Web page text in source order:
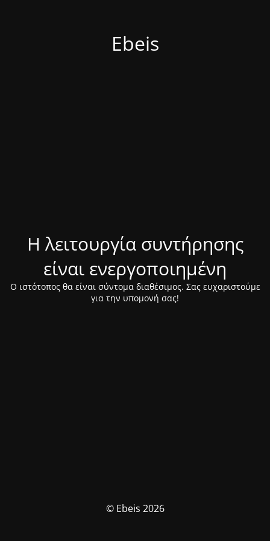
Ebeis
Η λειτουργία συντήρησης
είναι ενεργοποιημένη
Ο ιστότοπος θα είναι σύντομα διαθέσιμος. Σας ευχαριστούμε
για την υπομονή σας!
© Ebeis 2026